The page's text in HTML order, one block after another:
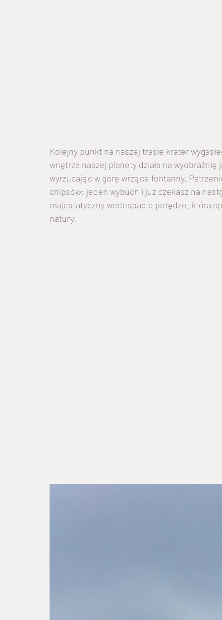
Kolejny punkt na naszej trasie krater
wnętrza naszej planety działa na
wyrzucając w górę wrzące fontanny.
chipsów: jeden wybuch i już czekasz na
majestatyczny wodospad o potędze, która
natury.